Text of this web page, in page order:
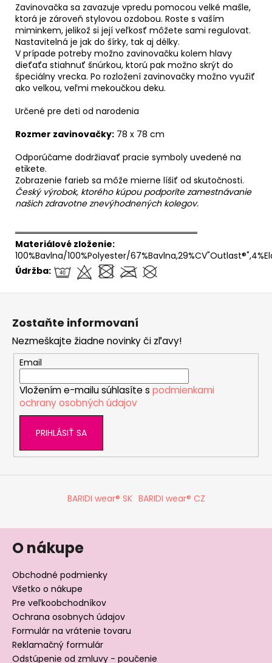
Zavinovačka sa zavazuje vpredu pomocou velké mašle,
ktorá je zároveň stylovou ozdobou. Roste s vaším
miminkem, jelikož si její veľkosť môžete sami regulovat.
Nastavitelná je jak do šírky, tak aj délky.
V prípade potreby možno zavinovačku kolem hlavy
dieťaťa stiahnuť šnúrkou, ktorú pak možno skrýt do
špeciálny vrecka. Po rozložení zavinovačky možno využiť
ako velkou, veľmi mekoučkou deku.
Určené pre deti od narodenia
Rozmer zavinovačky: 78 x 78 cm
Odporúčame dodržiavať pracie symboly uvedené na
etikete.
Zobrazenie farieb sa môže mierne líšiť od skutočnosti.
Český výrobok, ktorého kúpou podporíte zamestnávanie
našich zdravotne znevýhodnených kolegov.
══════════════════════════════
Materiálové zloženie:
100%Bavlna/100%Polyester/
Údržba:
Zostaňte informovaní
Nezmeškajte žiadne novinky či zľavy!
Email
Vložením e-mailu súhlasíte s podmienkami
ochrany osobných údajov
PRIHLÁSIŤ SA
BARIDI wear® SK BARIDI wear® CZ
O nákupe
Obchodné podmienky
Všetko o nákupe
Pre veľkoobchodníkov
Ochrana osobnych údajov
Formulár na vrátenie tovaru
Reklamačný formulár
Odstúpenie od zmluvy - poučenie